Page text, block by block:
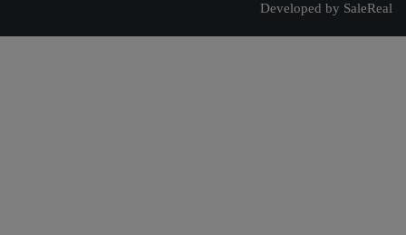
Developed by SaleReal